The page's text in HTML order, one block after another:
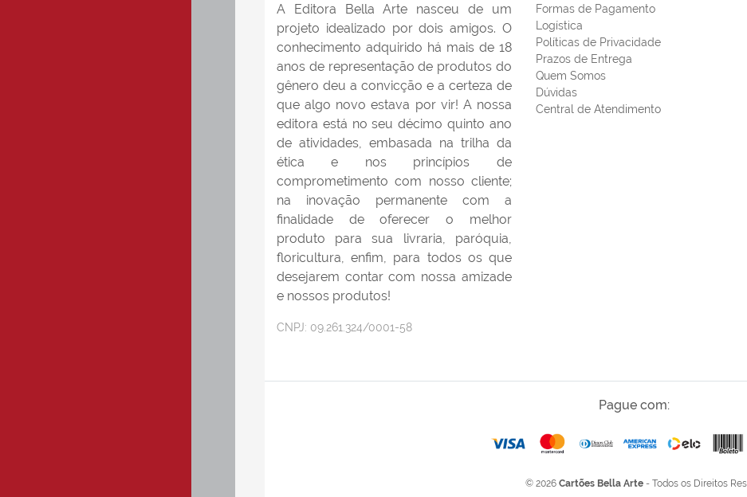
A Editora Bella Arte nasceu de um
projeto idealizado por dois amigos. O
conhecimento adquirido há mais de 18
anos de representação de produtos do
gênero deu a convicção e a certeza de
que algo novo estava por vir! A nossa
editora está no seu décimo quinto ano
de atividades, embasada na trilha da
ética e nos princípios de
comprometimento com nosso cliente;
na inovação permanente com a
finalidade de oferecer o melhor
produto para sua livraria, paróquia,
floricultura, enfim, para todos os que
desejarem contar com nossa amizade
e nossos produtos!
CNPJ: 09.261.324/0001-58
Formas de Pagamento
Logística
Políticas de Privacidade
Prazos de Entrega
Quem Somos
Dúvidas
Central de Atendimento
Pague com:
© 2026 Cartões Bella Arte - Todos os Direitos